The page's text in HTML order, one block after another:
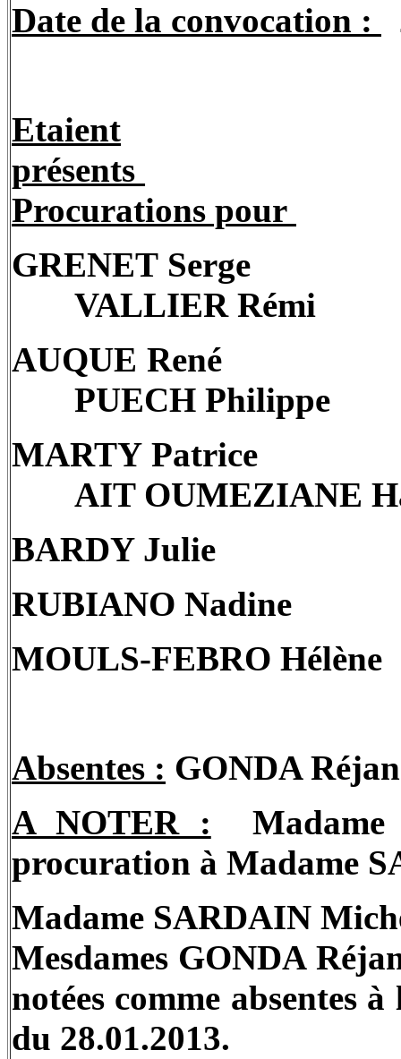
Date de la convocation :
Etaient
présents
Procurations pour
GRENET Serge
VALLIER Rémi
AUQUE René
PUECH Philippe
MARTY Patrice
AIT OUMEZIANE
BARDY Julie
RUBIANO Nadine
MOULS-FEBRO Hélène
Absentes : GONDA
A NOTER :
procuration à Madame
Madame SARDAIN
Mesdames GONDA
notées comme absentes
du 28.01.2013.